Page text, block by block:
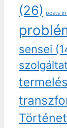
(26) posts
sensei
termelés